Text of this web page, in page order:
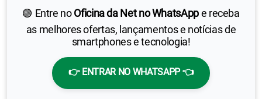
🟢 Entre noOficina da Net no WhatsAppe receba
as melhores ofertas, lançamentos e notícias de
smartphones e tecnologia!
👉 ENTRAR NO WHATSAPP 👈